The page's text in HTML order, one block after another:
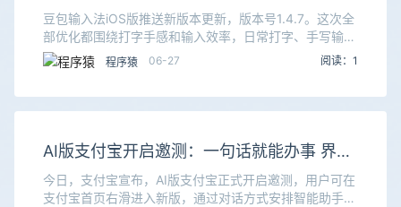
豆包输入法iOS版推送新版本更新，版本号1.4.7。这次全
部优化都围绕打字手感和输入效率，日常打字、手写输入
都会更顺手。豆包输入法是依托AI大模型做的输入工具，
iOS端适配苹果手机全系机型，整体界面干
程序猿 06-27 阅读：1
AI版支付宝开启邀测：一句话就能办事 界面
更清爽
今日，支付宝宣布，AI版支付宝正式开启邀测，用户可在
支付宝首页右滑进入新版，通过对话方式安排智能助手